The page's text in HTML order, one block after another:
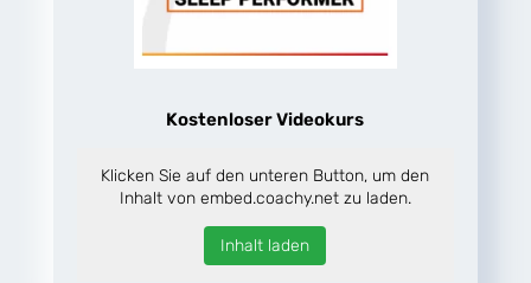
Kostenloser Videokurs
Klicken Sie auf den unteren Button, um den
Inhalt von embed.coachy.net zu laden.
Inhalt laden